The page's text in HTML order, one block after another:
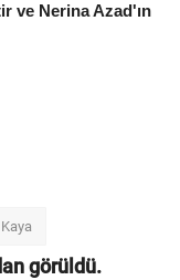
ve Nerina Azad'ın
görüldü.